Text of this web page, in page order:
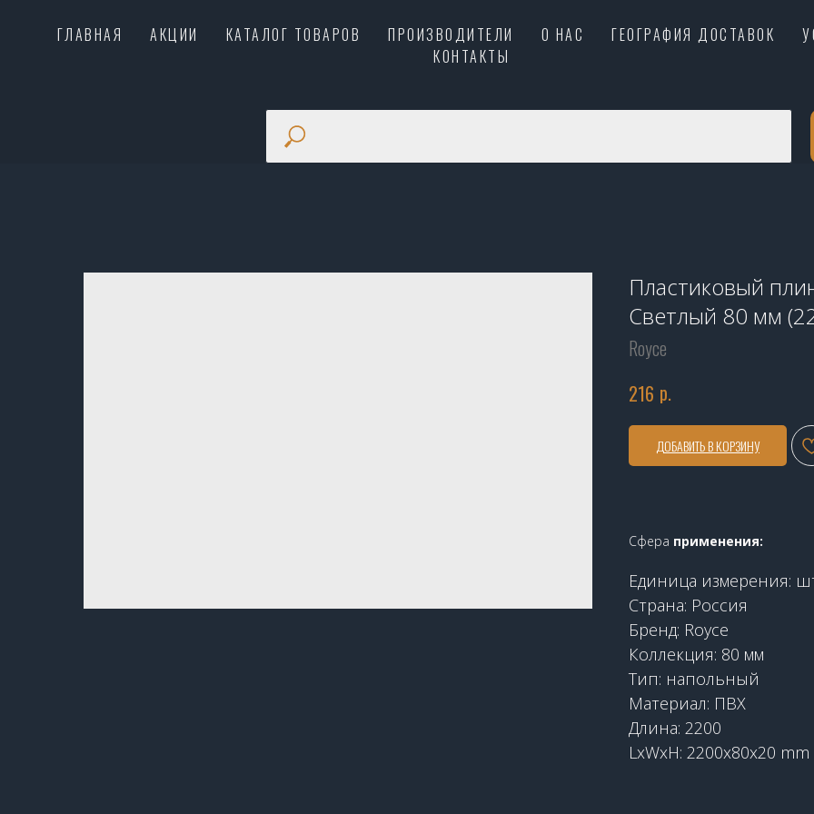
ГЛАВНАЯ АКЦИИ КАТАЛОГ ТОВАРОВ ПРОИЗВОДИТЕЛИ О НАС ГЕОГРАФИЯ ДОСТАВОК
КОНТАКТЫ
Пластиковый
Светлый 80 мм
Royce
216 р.
ДОБАВИТЬ В КОРЗИНУ
Сфера применения:
Единица измерения:
Страна: Россия
Бренд: Royce
Коллекция: 80 мм
Тип: напольный
Материал: ПВХ
Длина: 2200
LxWxH: 2200x80x20 mm